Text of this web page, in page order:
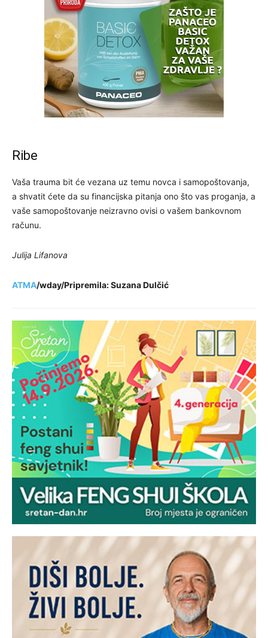
Ribe
Vaša trauma bit će vezana uz temu novca i samopoštovanja,
a shvatit ćete da su financijska pitanja ono što vas proganja, a
vaše samopoštovanje neizravno ovisi o vašem bankovnom
računu.
Julija Lifanova
ATMA/wday/Pripremila: Suzana Dulčić